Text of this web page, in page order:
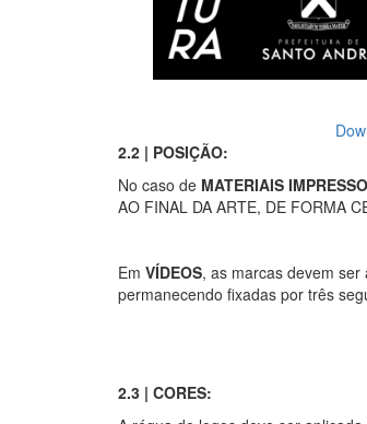
2.2 | POSIÇÃO:
No caso de MATERIAIS
AO FINAL DA ARTE, DE FORMA
Em VÍDEOS, as marcas devem
permanecendo fixadas por três
2.3 | CORES: